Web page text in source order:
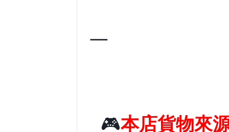
—
🎮本店貨物來